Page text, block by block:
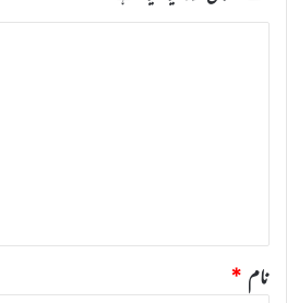
نام *